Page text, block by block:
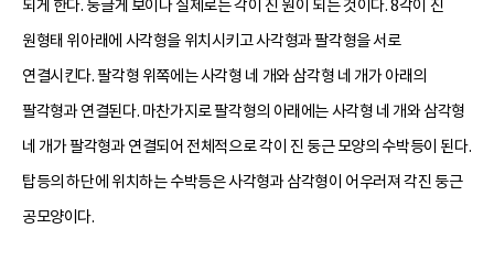
되게 한다. 둥글게 보이나 실제로는 각이 진 원이 되는 것이다. 8각이 진
원형태 위아래에 사각형을 위치시키고 사각형과 팔각형을 서로
연결시킨다. 팔각형 위쪽에는 사각형 네 개와 삼각형 네 개가 아래의
팔각형과 연결된다. 마찬가지로 팔각형의 아래에는 사각형 네 개와 삼각형
네 개가 팔각형과 연결되어 전체적으로 각이 진 둥근 모양의 수박등이 된다.
탑등의 하단에 위치하는 수박등은 사각형과 삼각형이 어우러져 각진 둥근
공모양이다.